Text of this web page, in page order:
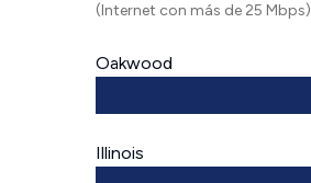
(Internet con más de 25 Mbps)
Oakwood
Illinois